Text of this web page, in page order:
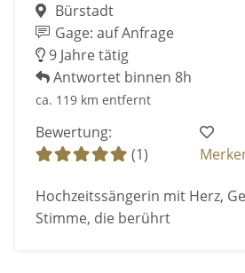
Bürstadt
Gage: auf Anfrage
9 Jahre tätig
Antwortet binnen 8h
ca. 119 km entfernt
Bewertung:
(1)
Hochzeitssängerin mit Herz,
Stimme, die berührt